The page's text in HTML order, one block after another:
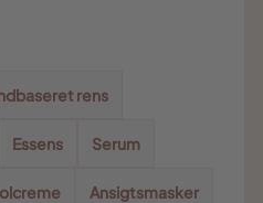
rens
Essens Serum
Ansigtsmasker